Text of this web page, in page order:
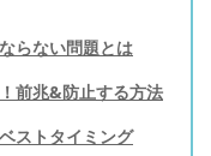
らない問題とは
前兆&防止する方法
ストタイミング